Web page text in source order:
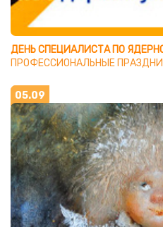
ДЕНЬ СПЕЦИАЛИСТА ПО
ПРОФЕССИОНАЛЬНЫЕ
05.09